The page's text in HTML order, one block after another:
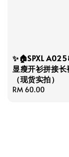
✨🏠SPXL
显瘦开衫拼接长
（现货实拍）
Regular
RM 60.00